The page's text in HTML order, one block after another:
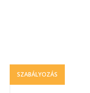
SZABÁLYOZÁS